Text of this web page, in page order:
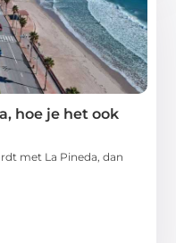
hoe je het ook
met La Pineda, dan